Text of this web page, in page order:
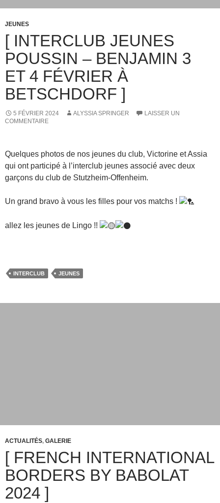
JEUNES
[ INTERCLUB JEUNES
POUSSIN – BENJAMIN 3
ET 4 FÉVRIER À
BETSCHDORF ]
5 FÉVRIER 2024 ALYSSIA SPRINGER
LAISSER UN
COMMENTAIRE
Quelques photos de nos jeunes du club, Victorine et Assia
qui ont participé à l’interclub jeunes associé avec deux
garçons du club de Stutzheim-Offenheim.
Un grand bravo à vous les filles pour vos matchs !
allez les jeunes de Lingo !!
INTERCLUB JEUNES
ACTUALITÉS, GALERIE
[ FRENCH INTERNATIONAL
BORDERS BY BABOLAT
2024 ]